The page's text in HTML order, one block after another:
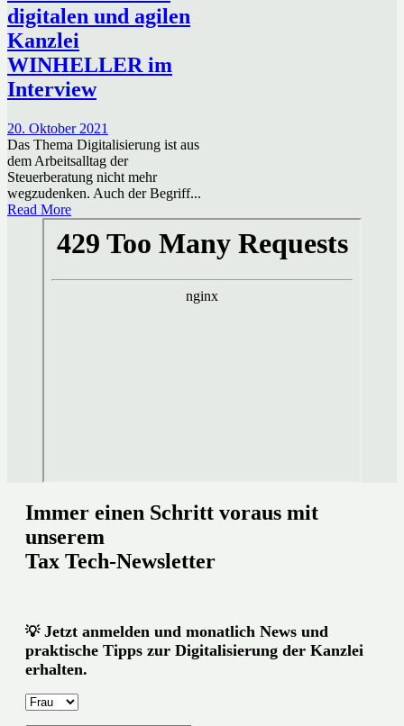
digitalen und agilen
Kanzlei
WINHELLER im
Interview
20. Oktober 2021
Das Thema Digitalisierung ist aus
dem Arbeitsalltag der
Steuerberatung nicht mehr
wegzudenken. Auch der Begriff...
Read More
Immer einen Schritt voraus mit
unserem
Tax Tech-Newsletter
💡Jetzt anmelden und monatlich News und
praktische Tipps zur Digitalisierung der Kanzlei
erhalten.